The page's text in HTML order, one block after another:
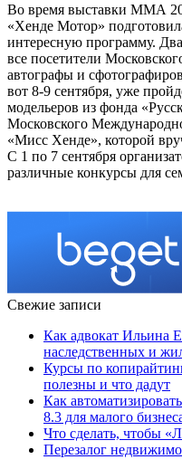
Во время выставки ММА
«Хенде Мотор»
интересную программу. Два
все посетители
автографы и
вот 8-9 сентября, уже
модельеров из фонда
Московского
«Мисс Хенде», которой
С 1 по 7 сентября
различные конкурсы для
Свежие записи
Как адвокат Ильина
наследственных и
Курсы по
полезны и что дадут
Как
8.3 для малого
Что сделать, чтобы
Перезалог